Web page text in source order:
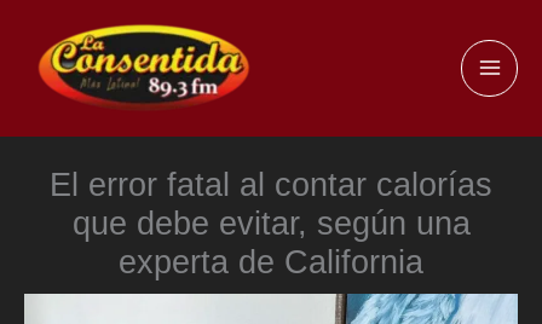
contenido
El error fatal al contar calorías
que debe evitar, según una
experta de California